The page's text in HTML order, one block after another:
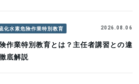
化水素危険作業特別教育 2026.08.06
作業特別教育とは？主任者講習との違
底解説